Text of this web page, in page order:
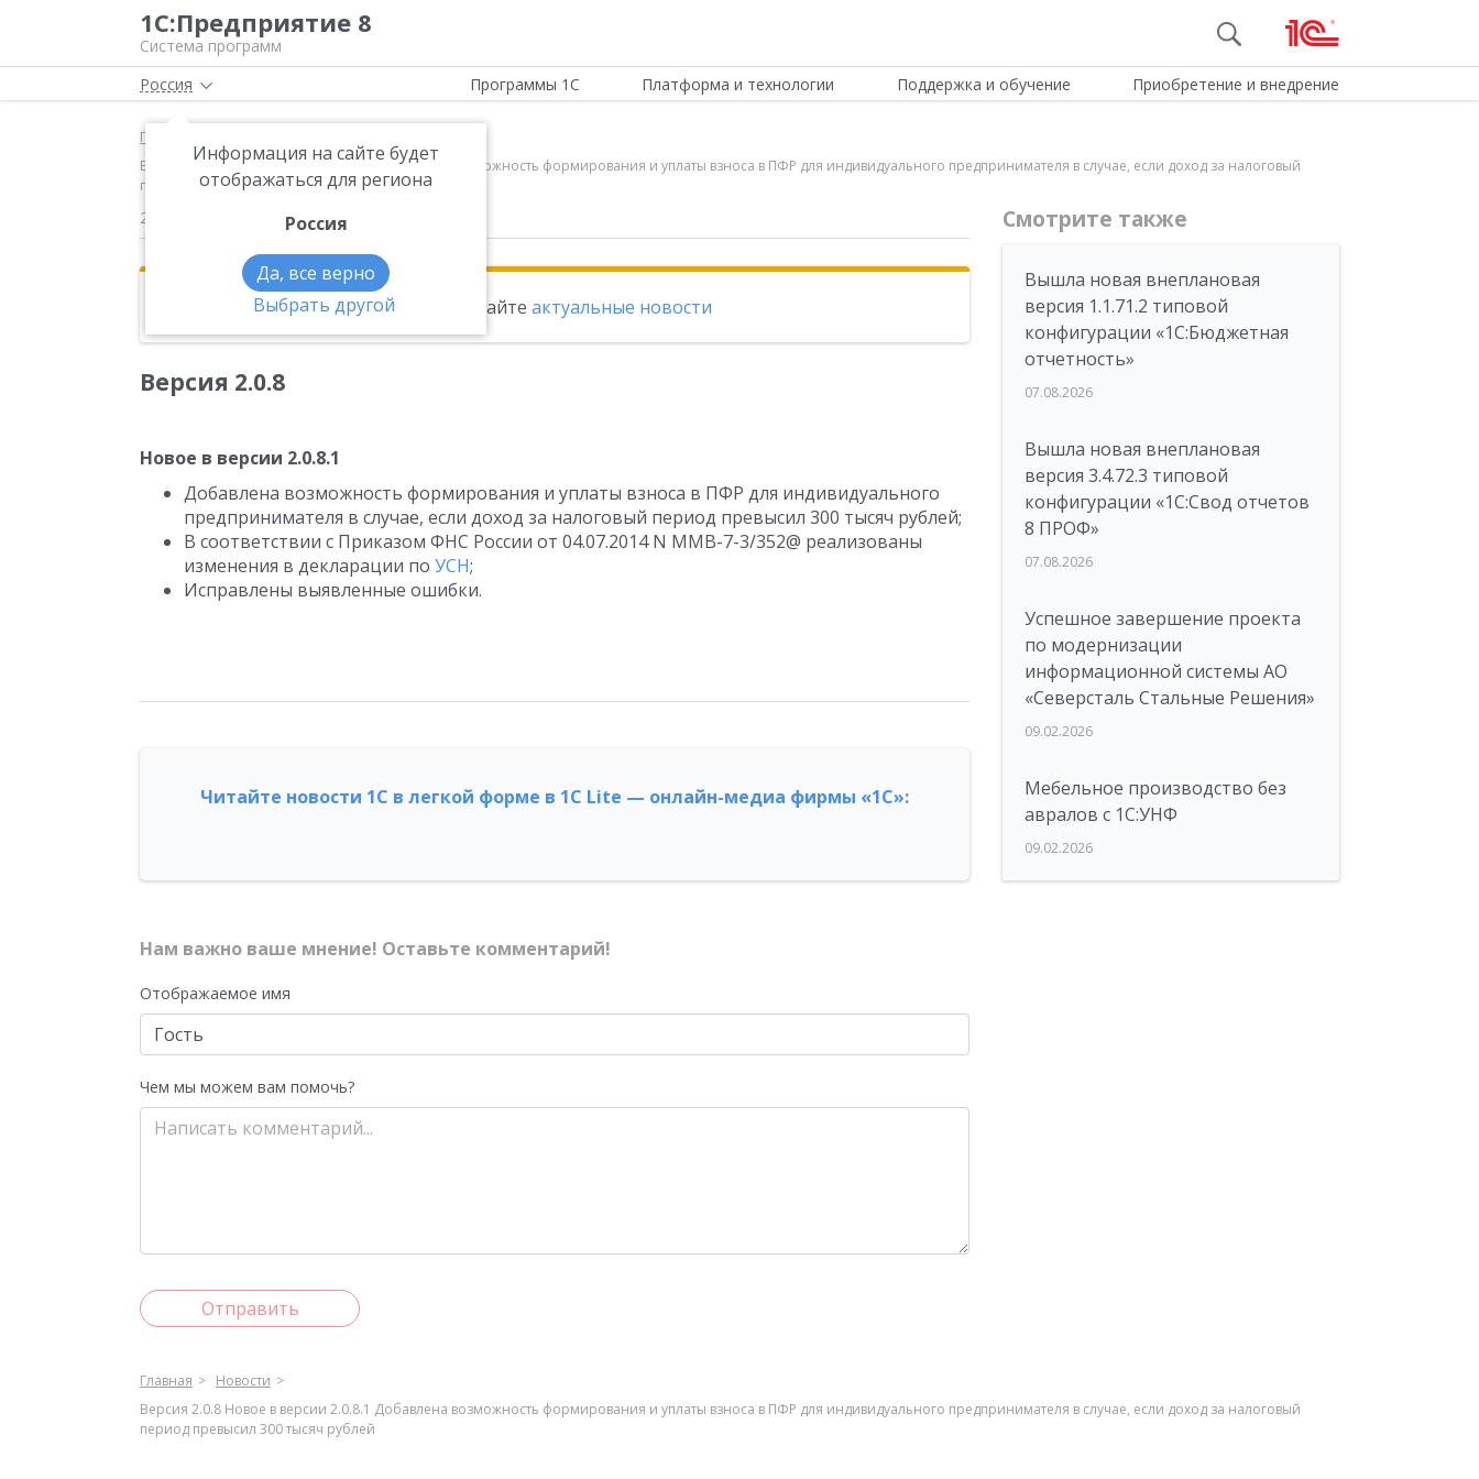
1С:Предприятие 8
Система программ
Россия
Информация на сайте будет
отображаться для региона
Россия
Да, все верно
Выбрать другой
Программы 1С Платформа и технологии Поддержка и обучение Приобретение и внедрение
Главная
Версия 2.0.8 Новое в версии 2.0.8.1 Добавлена возможность формирования и уплаты взноса в ПФР для индивидуального предпринимателя в случае, если доход за налоговый
период превысил 300 тысяч рублей
23.01.2015
Эта новость находится в архиве. Читайте актуальные новости
Версия 2.0.8
Новое в версии 2.0.8.1
Добавлена возможность формирования и уплаты взноса в ПФР для индивидуального
предпринимателя в случае, если доход за налоговый период превысил 300 тысяч рублей;
В соответствии с Приказом ФНС России от 04.07.2014 N ММВ-7-3/352@ реализованы
изменения в декларации по УСН;
Исправлены выявленные ошибки.
Читайте новости 1С в легкой форме в 1С Lite — онлайн-медиа фирмы «1С»:
Нам важно ваше мнение! Оставьте комментарий!
Отображаемое имя
Чем мы можем вам помочь?
Отправить
Смотрите также
Вышла новая внеплановая
версия 1.1.71.2 типовой
конфигурации «1C:Бюджетная
отчетность»
07.08.2026
Вышла новая внеплановая
версия 3.4.72.3 типовой
конфигурации «1C:Свод отчетов
8 ПРОФ»
07.08.2026
Успешное завершение проекта
по модернизации
информационной системы АО
«Северсталь Стальные Решения»
09.02.2026
Мебельное производство без
авралов с 1С:УНФ
09.02.2026
Главная
Новости
Версия 2.0.8 Новое в версии 2.0.8.1 Добавлена возможность формирования и уплаты взноса в ПФР для индивидуального предпринимателя в случае, если доход за налоговый
период превысил 300 тысяч рублей